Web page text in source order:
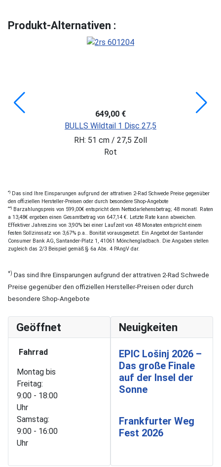
Produkt-Alternativen :
649,00 €
BULLS Wildtail 1 Disc 27,5
RH: 51 cm / 27,5 Zoll
Rot
*) Das sind Ihre Einsparungen aufgrund der attrativen 2-Rad Schwede Preise gegenüber
den offiziellen Hersteller-Preisen oder durch besondere Shop-Angebote
**) Barzahlungspreis von 599,00€ entspricht dem Nettodarlehensbetrag; 48 monatl. Raten
a 13,48€ ergeben einen Gesamtbetrag von 647,14 €. Letzte Rate kann abweichen.
Effektiver Jahreszins von 3,90% bei einer Laufzeit von 48 Monaten entspricht einem
festen Sollzinssatz von 3,67% p.a.. Bonität vorausgesetzt. Ein Angebot der Santander
Consumer Bank AG, Santander-Platz 1, 41061 Mönchengladbach. Die Angaben stellen
zugleich das 2/3 Beispiel gemäß § 6a Abs. 4 PAngV dar.
*) Das sind Ihre Einsparungen aufgrund der attrativen 2-Rad Schwede
Preise gegenüber den offiziellen Hersteller-Preisen oder durch
besondere Shop-Angebote
Geöffnet
Fahrrad
Montag bis
Freitag:
9:00 - 18:00
Uhr
Samstag:
9:00 - 16:00
Uhr
Neuigkeiten
EPIC Lošinj 2026 –
Das große Finale
auf der Insel der
Sonne
Frankfurter Weg
Fest 2026